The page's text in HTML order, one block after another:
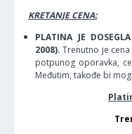
KRETANJE CENA:
PLATINA JE
2008). Trenutno je
potpunog oporavka,
Međutim, takođe bi